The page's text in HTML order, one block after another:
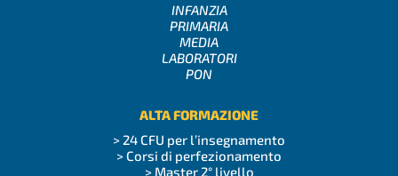
INFANZIA
PRIMARIA
MEDIA
LABORATORI
PON
ALTA FORMAZIONE
> 24 CFU per l’insegnamento
> Corsi di perfezionamento
> Master 2° livello